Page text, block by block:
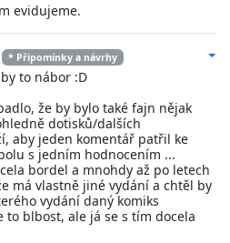
evidujeme.
* Připomínky a návrhy
to nábor :D
že by bylo také fajn nějak
dotisků/dalších
aby jeden komentář patřil ke
s jedním hodnocením ...
bordel a mnohdy až po letech
má vlastně jiné vydání a chtěl by
vydání daný komiks
to blbost, ale já se s tím docela